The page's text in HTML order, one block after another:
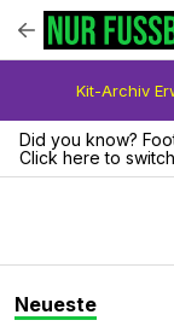
Kit-Archiv
Did you know?
Click here to
Neueste